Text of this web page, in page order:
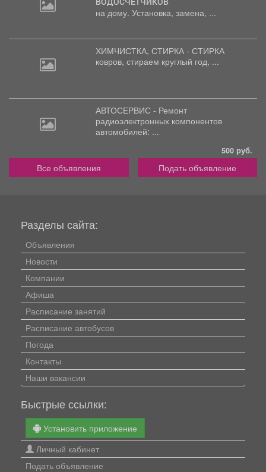
на дому. Установка, замена, ...
ХИМЧИСТКА, СТИРКА - СТИРКА
ковров, стираем круглый год, ...
АВТОСЕРВИС - Ремонт
радиоэлектронных компонентов
автомобилей: ...
500 руб.
Все объявления Подать объявление
Разделы сайта:
Объявления
Новости
Компании
Афиша
Расписание занятий
Расписание автобусов
Погода
Контакты
Наши вакансии
Быстрые ссылки:
Установить приложение
Личный кабинет
Подать объявление